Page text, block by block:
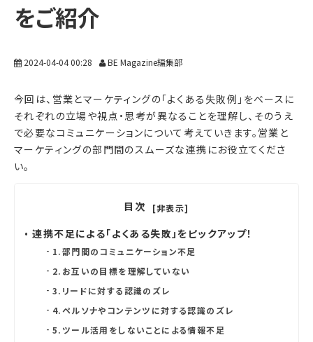
をご紹介
2024-04-04 00:28 BE Magazine編集部
今回は、営業とマーケティングの「よくある失敗例」をベースに
それぞれの立場や視点・思考が異なることを理解し、そのうえ
で必要なコミュニケーションについて考えていきます。営業と
マーケティングの部門間のスムーズな連携にお役立てくださ
い。
目次 [非表示]
連携不足による「よくある失敗」をピックアップ！
1.部門間のコミュニケーション不足
2.お互いの目標を理解していない
3.リードに対する認識のズレ
4.ペルソナやコンテンツに対する認識のズレ
5.ツール活用をしないことによる情報不足